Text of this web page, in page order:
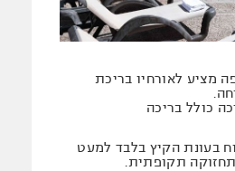
מציע לאורחיו בריכת
כולל בריכה
בעונת הקיץ בלבד למעט
תקופתית.